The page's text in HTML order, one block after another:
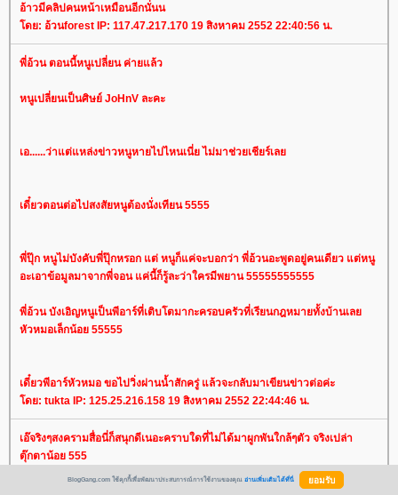
อ้าวมีคลิปคนหน้าเหมือนอีกนั่นน
ดย: อ้วนforest IP: 117.47.217.170 19 สิงหาคม 2552 22:40:56 น.
พี่อ้วน ตอนนี้หนูเปลี่ยน ค่ายแล้ว
หนูเปลี่ยนเป็นศิษย์ JoHnV ละคะ
เอ......ว่าแต่แหล่งข่าวหนูหายไปไหนเนี่ย ไม่มาช่วยเชียร์เล
เดี๋ยวตอนต่อไปสงสัยหนูต้องนั่งเทียน 5555
พี่ปุ๊ก หนูไม่บังคับพี่ปุ๊กหรอก แต่ หนูก็แค่จะบอกว่า พี่อ้วนอะพูดอยู่คนเดียว แต่หนู
อะเอาข้อมูลมาจากพี่จอน แค่นี้ก็รู้ละว่าใครมีพยาน 55555555555
พี่อ้วน บังเอิญหนูเป็นพีอาร์ที่เติบโตมากะครอบครัวที่เรียนกฎหมายทั้งบ้านเล
หัวหมอเล็กน้อย 55555
เดี๋ยวพีอาร์หัวหมอ ขอไปวิ่งผ่านน้ำสักครู่ แล้วจะกลับมาเขียนข่าวต่อค่ะ
ดย: tukta IP: 125.25.216.158 19 สิงหาคม 2552 22:44:46 น.
เอ๊จริงๆสงครามสื่อนี่ก็สนุกดีเนอะคราบใดที่ไม่ได้มาผูกพันใกล้ๆตัว จริงเปล่า
ตุ๊กตาน้อย 555
ดย: อ้วนforest IP: 117.47.217.170 19 สิงหาคม 2552 22:47:17 น.
BlogGang.com ใช้คุกกี้เพื่อพัฒนาประสบการณ์การใช้งานของคุณ อ่านเพิ่มเติมได้ที่นี่